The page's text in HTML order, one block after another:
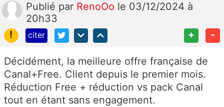
Publié par RenoOo le 03/12/2024 à
20h33
!
citer + -
Décidément, la meilleure offre française de
Canal+Free. Client depuis le premier mois.
Réduction Free + réduction vs pack Canal
tout en étant sans engagement.